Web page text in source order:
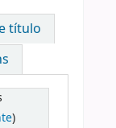
título
)